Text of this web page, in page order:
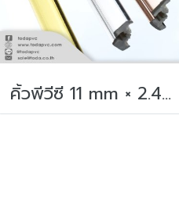
คิ้วพีวีซี 11 mm × 2.4m. หลังเหลี่ยม_WX